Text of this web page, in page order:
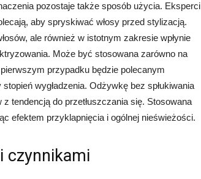
pozostaje także sposób użycia. Eksperci
aby spryskiwać włosy przed stylizacją.
ale również w istotnym zakresie wpłynie
Może być stosowana zarówno na
przypadku będzie polecanym
wygładzenia. Odżywkę bez spłukiwania
tendencją do przetłuszczania się. Stosowana
efektem przyklapnięcia i ogólnej nieświeżości.
czynnikami